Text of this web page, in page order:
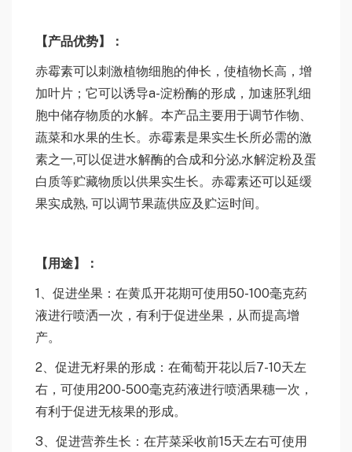
【产品优势】：
赤霉素可以刺激植物细胞的伸长，使植物长高，增
加叶片；它可以诱导a-淀粉酶的形成，加速胚乳细
胞中储存物质的水解。本产品主要用于调节作物、
蔬菜和水果的生长。赤霉素是果实生长所必需的激
素之一,可以促进水解酶的合成和分泌,水解淀粉及蛋
白质等贮藏物质以供果实生长。赤霉素还可以延缓
果实成熟, 可以调节果蔬供应及贮运时间。
【用途】：
1、促进坐果：在黄瓜开花期可使用50-100毫克药
液进行喷洒一次，有利于促进坐果，从而提高增
产。
2、促进无籽果的形成：在葡萄开花以后7-10天左
右，可使用200-500毫克药液进行喷洒果穗一次，
有利于促进无核果的形成。
3、促进营养生长：在芹菜采收前15天左右可使用